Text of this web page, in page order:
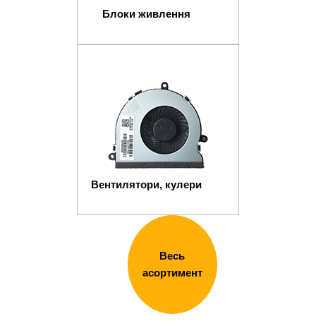
Блоки живлення
Вентилятори, кулери
Весь
асортимент